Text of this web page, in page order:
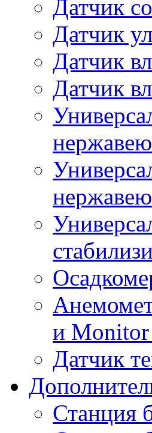
Датчик
Датчик
Датчик
Датчик
и
Датчик
Станция